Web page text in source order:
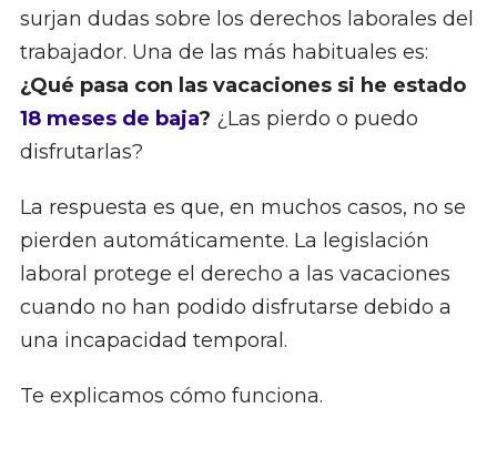
surjan dudas sobre los derechos laborales del
trabajador. Una de las más habituales es:
¿Qué pasa con las vacaciones si he estado
18 meses de baja? ¿Las pierdo o puedo
disfrutarlas?
La respuesta es que, en muchos casos, no se
pierden automáticamente. La legislación
laboral protege el derecho a las vacaciones
cuando no han podido disfrutarse debido a
una incapacidad temporal.
Te explicamos cómo funciona.